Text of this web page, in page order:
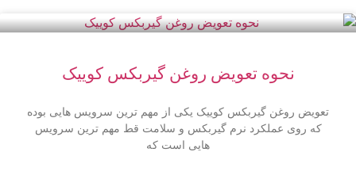
نحوه تعویض روغن گیربکس کوییک
تعویض روغن گیربکس کوییک یکی از مهم ترین سرویس هایی بوده
که روی عملکرد نرم گیربکس و سلامت قط مهم ترین سرویس
هایی است که